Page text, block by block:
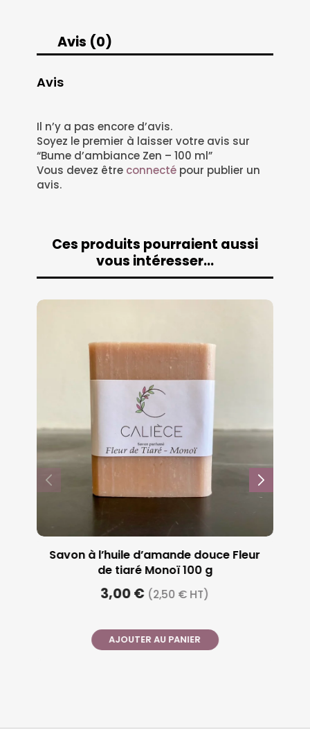
Avis (0)
Avis
Il n’y a pas encore d’avis.
Soyez le premier à laisser votre avis sur
“Bume d’ambiance Zen – 100 ml”
Vous devez être connectépour publier un
avis.
Ces produits pourraient aussi
vous intéresser…
Savon à l’huile d’amande douce Fleur
de tiaré Monoï 100 g
3,00 € (2,50 € HT)
AJOUTER AU PANIER